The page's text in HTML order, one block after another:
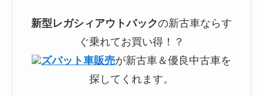
新型レガシィアウトバックの新古車ならす
ぐ乗れてお買い得！？
ズバット車販売が新古車＆優良中古車を
探してくれます。